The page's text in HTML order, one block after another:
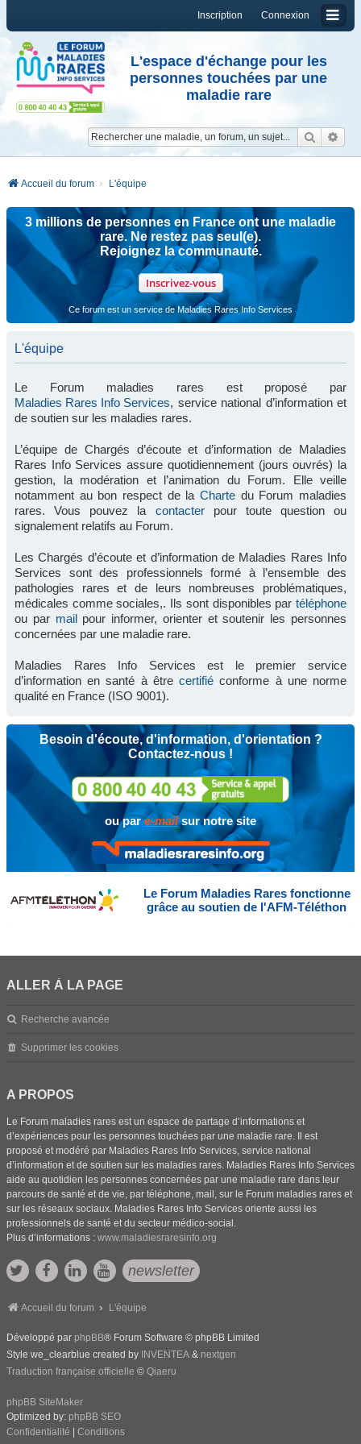
Connexion
Inscription
L'espace d'échange pour les
personnes touchées par une
maladie rare
Accueil du forum L'équipe
3 millions de personnes en France ont une maladie
rare. Ne restez pas seul(e).
Rejoignez la communauté.
Inscrivez-vous
Ce forum est un service de Maladies Rares Info Services
L'équipe
Le Forum maladies rares est proposé par
Maladies Rares Info Services, service national d’information et
de soutien sur les maladies rares.
L’équipe de Chargés d’écoute et d’information de Maladies
Rares Info Services assure quotidiennement (jours ouvrés) la
gestion, la modération et l’animation du Forum. Elle veille
notamment au bon respect de la Charte du Forum maladies
rares. Vous pouvez la contacterpour toute question ou
signalement relatifs au Forum.
Les Chargés d’écoute et d’information de Maladies Rares Info
Services sont des professionnels formé à l’ensemble des
pathologies rares et de leurs nombreuses problématiques,
médicales comme sociales,. Ils sont disponibles par téléphone
ou par mailpour informer, orienter et soutenir les personnes
concernées par une maladie rare.
Maladies Rares Info Services est le premier service
d’information en santé à êtrecertifié conforme à une norme
qualité en France (ISO 9001).
Besoin d'écoute, d'information, d'orientation ?
Contactez-nous !
ou pare-mailsur notre site
Le Forum Maladies Rares fonctionne
grâce au soutien de l'AFM-Téléthon
ALLER À LA PAGE
Recherche avancée
Supprimer les cookies
A PROPOS
Le Forum maladies rares est un espace de partage d’informations et
d’expériences pour les personnes touchées par une maladie rare. Il est
proposé et modéré par Maladies Rares Info Services, service national
d’information et de soutien sur les maladies rares. Maladies Rares Info Services
aide au quotidien les personnes concernées par une maladie rare dans leur
parcours de santé et de vie, par téléphone, mail, sur le Forum maladies rares et
sur les réseaux sociaux. Maladies Rares Info Services oriente aussi les
professionnels de santé et du secteur médico-social.
Plus d’informations : www.maladiesraresinfo.org
newsletter
Accueil du forum L'équipe
Développé par phpBB® Forum Software © phpBB Limited
Style we_clearblue created by INVENTEA & nextgen
Traduction française officielle © Qiaeru
phpBB SiteMaker
Optimized by: phpBB SEO
Confidentialité
Conditions